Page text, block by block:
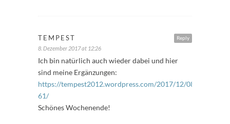
Reply
TEMPEST
8. Dezember 2017 at 12:26
Ich bin natürlich auch wieder dabei und hier
sind meine Ergänzungen:
https://tempest2012.wordpress.com/2017/12/08/
61/
Schönes Wochenende!